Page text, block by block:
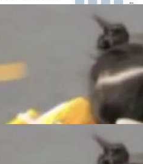
，它们本该
写出来的。git
次编辑：Delt
作，...
绩报告，Spac
马逊、Alpha
头相比，Spa
目。然而，支
然不同的面
依托充沛的经
Muse Spark
一句话概括：
install.
自动规划、写
据介绍，Muse
图谱校
局视野。整个
→ 控制难度